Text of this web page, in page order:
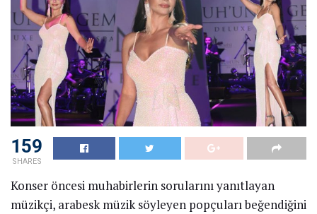
159
SHARES
Konser öncesi muhabirlerin sorularını yanıtlayan
müzikçi, arabesk müzik söyleyen popçuları beğendiğini